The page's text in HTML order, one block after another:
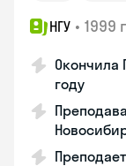
НГУ • 1999
Окончила
году